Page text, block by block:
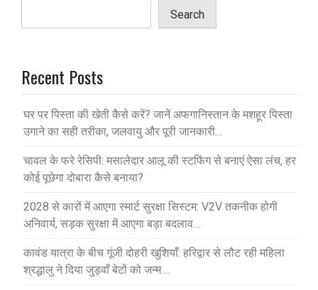
Search
Recent Posts
घर पर पिस्ता की खेती कैसे करें? जानें अफगानिस्तान के मशहूर पिस्ता
उगाने का सही तरीका, जलवायु और पूरी जानकारी…
चावल के फरे रेसिपी: मसालेदार आलू की स्टफिंग से बनाएं ऐसा लंच, हर
कोई पूछेगा दोबारा कैसे बनाया?
2028 से कारों में आएगा स्मार्ट सुरक्षा सिस्टम: V2V तकनीक होगी
अनिवार्य, सड़क सुरक्षा में आएगा बड़ा बदलाव…
कावंड यात्रा के बीच गूंजी दोहरी खुशियाँ: हरिद्वार से लौट रही महिला
श्रद्धालु ने दिया जुड़वाँ बेटों को जन्म….